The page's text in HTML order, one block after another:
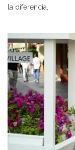
la diferencia.